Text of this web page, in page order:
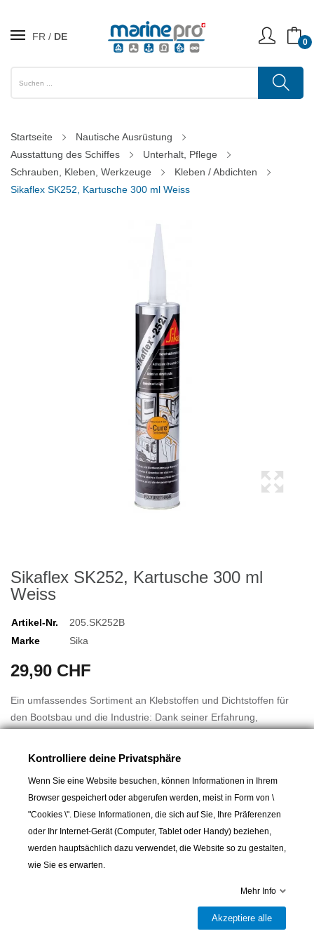
FR DE 0
Startseite
Nautische Ausrüstung
Ausstattung des Schiffes
Unterhalt, Pflege
Schrauben, Kleben, Werkzeuge
Kleben / Abdichten
Sikaflex SK252, Kartusche 300 ml Weiss
Sikaflex SK252, Kartusche 300 ml
Weiss
Artikel-Nr.
205.SK252B
Marke
Sika
29,90 CHF
Ein umfassendes Sortiment an Klebstoffen und Dichtstoffen für
den Bootsbau und die Industrie: Dank seiner Erfahrung,
Aus diesem Grund haben sich die größten Werften und die
besten Skipper nach Tests unter extremen Bedingungen für
Sikaflex-Produkte für den Bau, die Wartung und die Reparatur
ihrer Boote entschieden.
Neue i-cure-Technologie
Als weltweit führender Anbieter von Polyurethan-
Dichtungsmassen und -Klebstoffen macht Sika heute den
Technologie durch seine Forschungs- und Entwicklungsteams:
Kontrolliere deine Privatsphäre
Wenn Sie eine Website besuchen, können Informationen in Ihrem
Browser gespeichert oder abgerufen werden, meist in Form von \
"Cookies \". Diese Informationen, die sich auf Sie, Ihre Präferenzen
oder Ihr Internet-Gerät (Computer, Tablet oder Handy) beziehen,
werden hauptsächlich dazu verwendet, die Website so zu gestalten,
wie Sie es erwarten.
Mehr Info
Akzeptiere alle